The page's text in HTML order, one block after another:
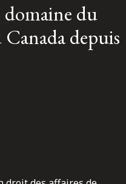
domaine du
depuis